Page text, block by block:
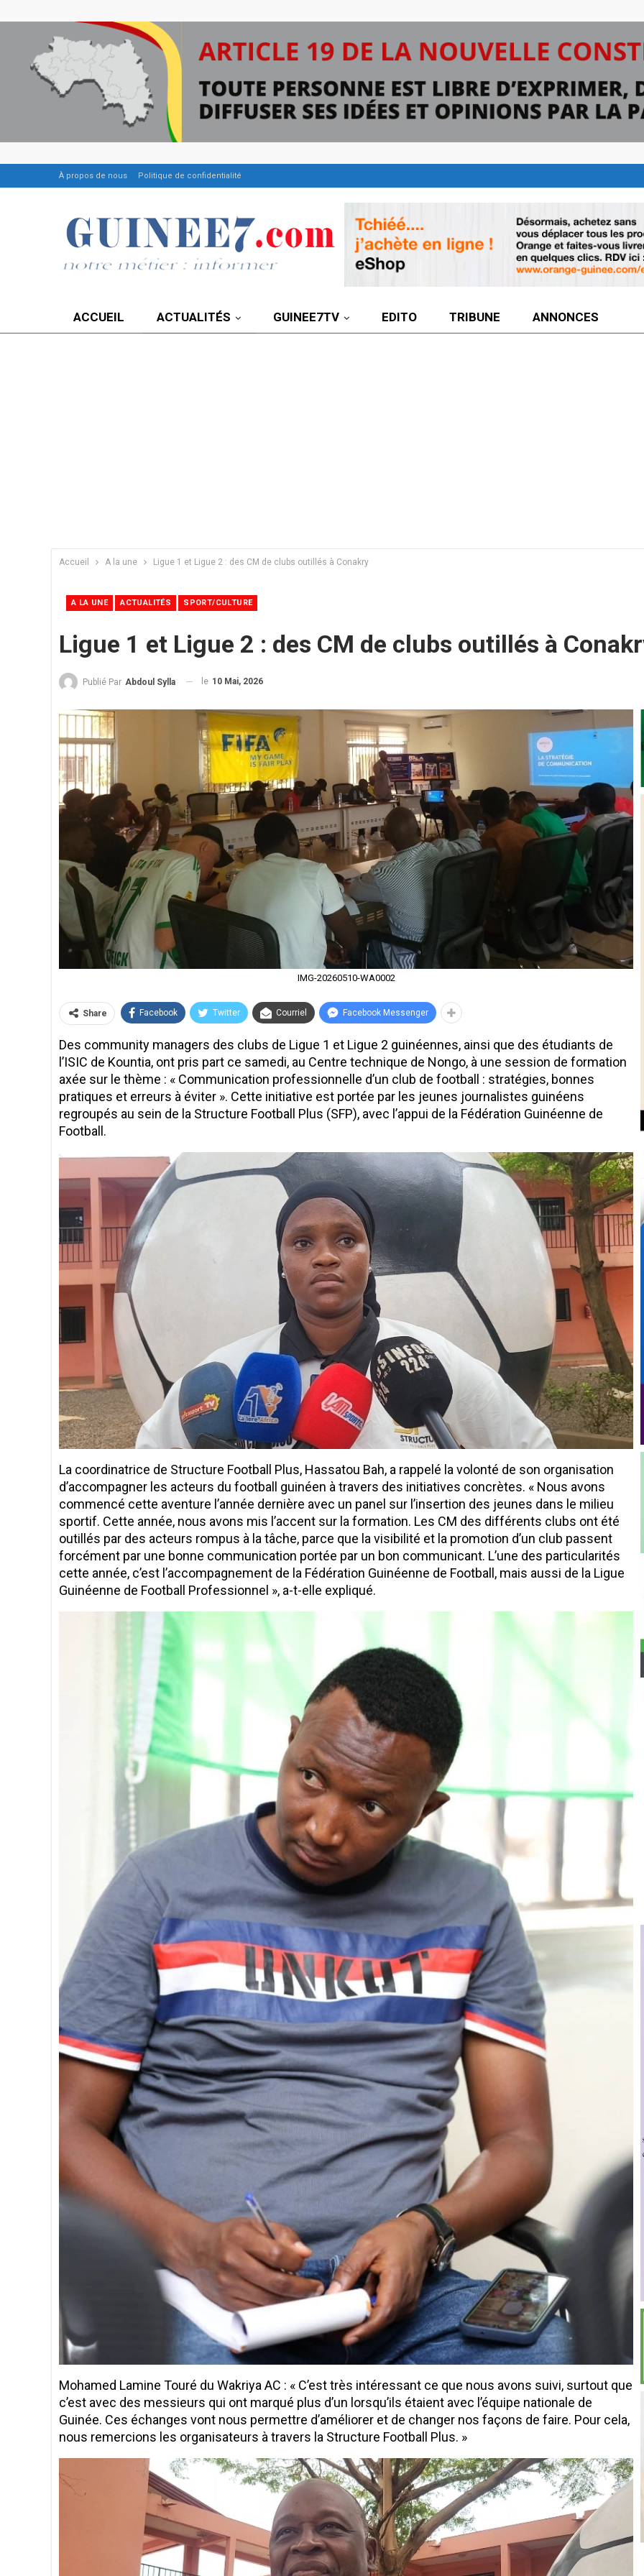
À propos de nous Politique de confidentialité
ACCUEIL ACTUALITÉS GUINEE7TV EDITO TRIBUNE ANNONCES
Accueil A la une Ligue 1 et Ligue 2 : des CM de clubs outillés à Conakry
A LA UNE ACTUALITÉS SPORT/CULTURE
Ligue 1 et Ligue 2 : des CM de clubs outillés à
Publié Par Abdoul Sylla le 10 Mai, 2026
IMG-20260510-WA0002
Share Facebook Twitter Courriel Facebook Messenger
Des community managers des clubs de Ligue 1 et Ligue 2 guinéennes, ainsi que des étudiants de
l’ISIC de Kountia, ont pris part ce samedi, au Centre technique de Nongo, à une session de formation
axée sur le thème : « Communication professionnelle d’un club de football : stratégies, bonnes
pratiques et erreurs à éviter ». Cette initiative est portée par les jeunes journalistes guinéens
regroupés au sein de la Structure Football Plus (SFP), avec l’appui de la Fédération Guinéenne de
Football.
La coordinatrice de Structure Football Plus, Hassatou Bah, a rappelé la volonté de son organisation
d’accompagner les acteurs du football guinéen à travers des initiatives concrètes. « Nous avons
commencé cette aventure l’année dernière avec un panel sur l’insertion des jeunes dans le milieu
sportif. Cette année, nous avons mis l’accent sur la formation. Les CM des différents clubs ont été
outillés par des acteurs rompus à la tâche, parce que la visibilité et la promotion d’un club passent
forcément par une bonne communication portée par un bon communicant. L’une des particularités
cette année, c’est l’accompagnement de la Fédération Guinéenne de Football, mais aussi de la Ligue
Guinéenne de Football Professionnel », a-t-elle expliqué.
Mohamed Lamine Touré du Wakriya AC : « C’est très intéressant ce que nous avons suivi, surtout que
c’est avec des messieurs qui ont marqué plus d’un lorsqu’ils étaient avec l’équipe nationale de
Guinée. Ces échanges vont nous permettre d’améliorer et de changer nos façons de faire. Pour cela,
nous remercions les organisateurs à travers la Structure Football Plus. »